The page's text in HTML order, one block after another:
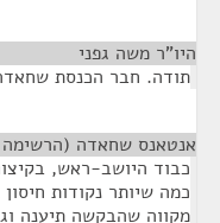
היו"ר משה גפני
תודה. חבר הכנסת
אנטאנס שחאדה
כבוד היושב-ראש,
כמה שיותר נקודות
מקווה שהבקשה תיענה